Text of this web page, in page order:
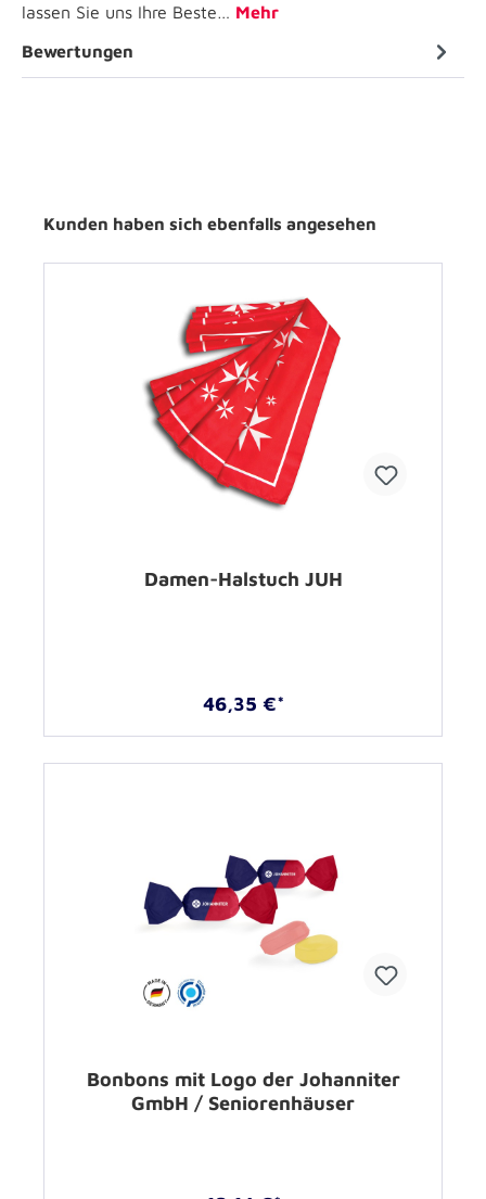
lassen Sie uns Ihre Beste… Mehr
Bewertungen
Kunden haben sich ebenfalls angesehen
Damen-Halstuch JUH
46,35 €*
Bonbons mit Logo der Johanniter
GmbH / Seniorenhäuser